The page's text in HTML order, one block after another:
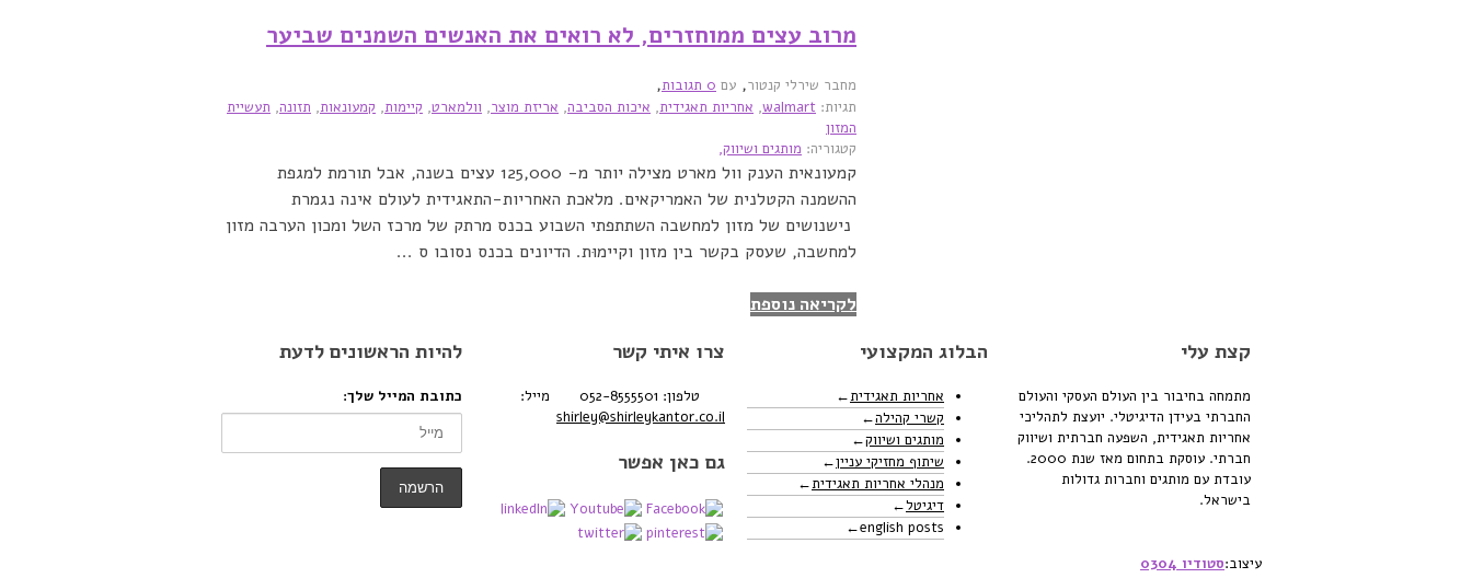
מרוב עצים ממוחזרים, לא רואים את האנשים השמנים שביער
מחבר שירלי קנטור, עם 0 תגובות ,
קטגוריה: מותגים ושיווק,
תגיות: walmart
, אחריות תאגידית, איכות הסביבה, אריזת מוצר, וולמארט, קיימות, קמעונאות, תזונה, תעשיית
המזון
קמעונאית הענק וול מארט מצילה יותר מ- 125,000 עצים בשנה, אבל תורמת למגפת
ההשמנה הקטלנית של האמריקאים. מלאכת האחריות-התאגידית לעולם אינה נגמרת
נישנושים של מזון למחשבה השתתפתי השבוע בכנס מרתק של מרכז השל ומכון הערבה מזון
למחשבה, שעסק בקשר בין מזון וקיימוּת. הדיונים בכנס נסובו ס ...
לקריאה נוספת
להיות הראשונים לדעת
כתובת המייל שלך:
צרו איתי קשר
טלפון: 052-8555501
מייל:
shirley@shirleykantor.co.il
גם כאן אפשר
הבלוג המקצועי
אחריות תאגידית
קשרי קהילה
מותגים ושיווק
שיתוף מחזיקי עניין
מנהלי אחריות תאגידית
דיגיטל
english posts
קצת עלי
מתמחה בחיבור בין העולם העסקי והעולם
החברתי בעידן הדיגיטלי. יועצת לתהליכי
אחריות תאגידית, השפעה חברתית ושיווק
חברתי. עוסקת בתחום מאז שנת 2000.
עובדת עם מותגים וחברות גדולות
בישראל.
עיצוב:סטודיו 0304